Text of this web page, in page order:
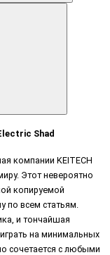
Shad
компании KEITECH
Этот невероятно
копируемой
по всем статьям.
и тончайшая
на минимальных
сочетается с любыми